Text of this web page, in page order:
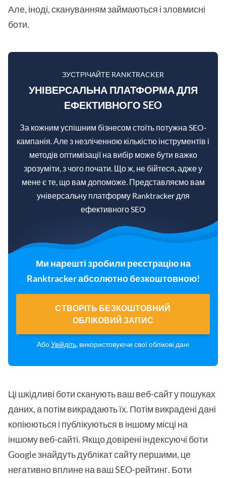
Але, іноді, скануванням займаються і зловмисні
боти.
ЗУСТРІЧАЙТЕ RANKTRACKER
УНІВЕРСАЛЬНА ПЛАТФОРМА ДЛЯ
ЕФЕКТИВНОГО SEO
За кожним успішним бізнесом стоїть потужна SEO-
кампанія. Але з незліченною кількістю інструментів і
методів оптимізації на вибір може бути важко
зрозуміти, з чого почати. Що ж, не бійтеся, адже у
мене є те, що вам допоможе. Представляємо вам
універсальну платформу Ranktracker для
ефективного SEO
Ми нарешті зробили реєстрацію на
Ranktracker абсолютно безкоштовною!
СТВОРІТЬ БЕЗКОШТОВНИЙ
ОБЛІКОВИЙ ЗАПИС
АбоУвійдіть, використовуючи свої облікові дані
Ці шкідливі боти сканують ваш веб-сайт у пошуках
даних, а потім викрадають їх. Потім викрадені дані
копіюються і публікуються в іншому місці на
іншому веб-сайті. Якщо довірені індексуючі боти
Google знайдуть дублікат сайту першими, це
негативно вплине на ваш SEO-рейтинг. Боти